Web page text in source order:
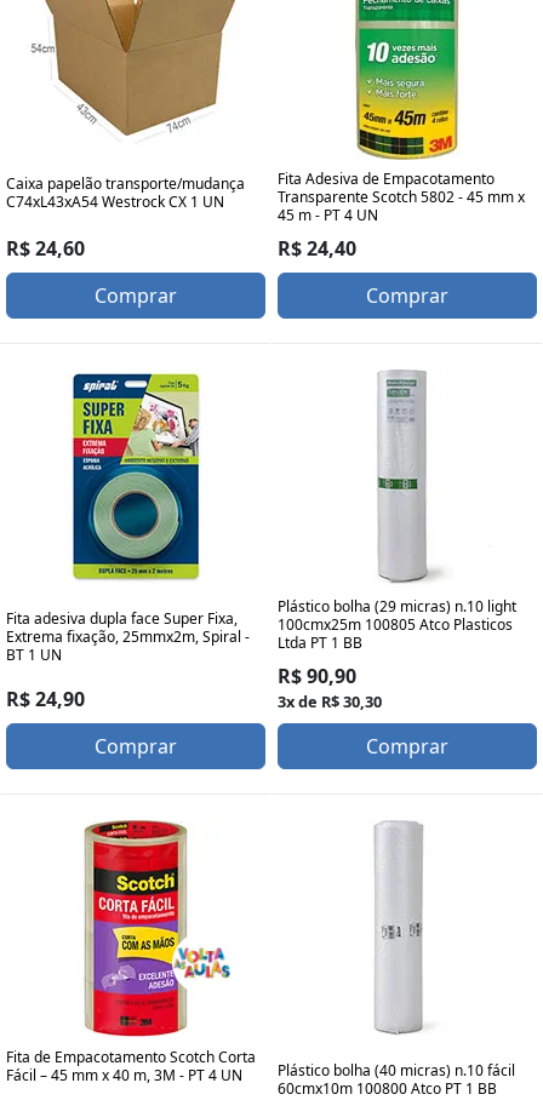
Caixa papelão transporte/mudança
C74xL43xA54 Westrock CX 1 UN
R$ 24,60
Comprar
Fita Adesiva de Empacotamento
Transparente Scotch 5802 - 45 mm x
45 m - PT 4 UN
R$ 24,40
Comprar
Fita adesiva dupla face Super Fixa,
Extrema fixação, 25mmx2m, Spiral -
BT 1 UN
R$ 24,90
Comprar
Plástico bolha (29 micras) n.10 light
100cmx25m 100805 Atco Plasticos
Ltda PT 1 BB
R$ 90,90
3x de R$ 30,30
Comprar
Fita de Empacotamento Scotch Corta
Fácil – 45 mm x 40 m, 3M - PT 4 UN
Plástico bolha (40 micras) n.10 fácil
60cmx10m 100800 Atco PT 1 BB